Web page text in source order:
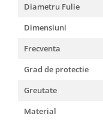
Diametru Fulie
Dimensiuni
Frecventa
Grad de protectie
Greutate
Material